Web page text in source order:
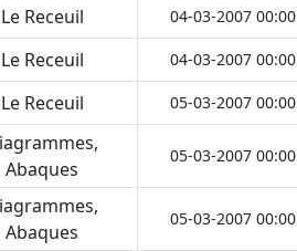
Le Receuil 04-03-2007 00:00
Le Receuil 04-03-2007 00:00
Le Receuil 05-03-2007 00:00
Abaques
05-03-2007 00:00
Abaques
05-03-2007 00:00